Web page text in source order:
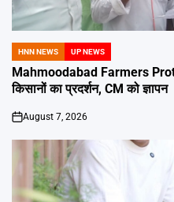
POSTED
IN
HNN NEWS UP NEWS
Mahmoodabad Farmers
किसानों का प्रदर्शन, CM को ज्ञापन
on
August 7, 2026